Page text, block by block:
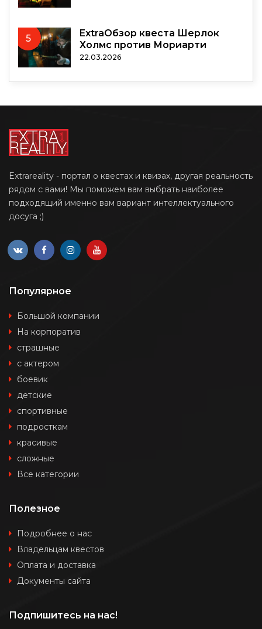
5
ExtraОбзор квеста Шерлок
Холмс против Мориарти
22.03.2026
Extrareality - портал о квестах и квизах, другая реальность
рядом с вами! Мы поможем вам выбрать наиболее
подходящий именно вам вариант интеллектуального
досуга ;)
Популярное
Большой компании
На корпоратив
страшные
с актером
боевик
детские
спортивные
подросткам
красивые
сложные
Все категории
Полезное
Подробнее о нас
Владельцам квестов
Оплата и доставка
Документы сайта
Подпишитесь на нас!